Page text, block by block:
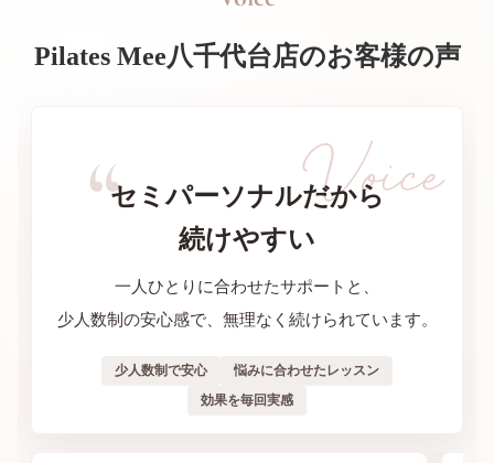
Pilates Mee八千代台店のお客様の声
セミパーソナルだから
続けやすい
一人ひとりに合わせたサポートと、
少人数制の安心感で、無理なく続けられています。
少人数制で安心
悩みに合わせたレッスン
効果を毎回実感